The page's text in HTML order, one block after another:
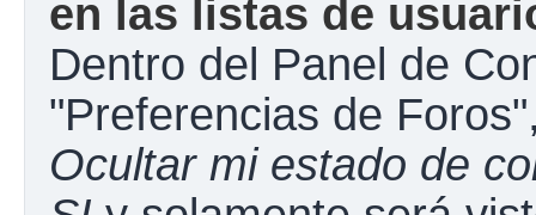
en las listas de
Dentro del Panel de
"Preferencias de
Ocultar mi estado de